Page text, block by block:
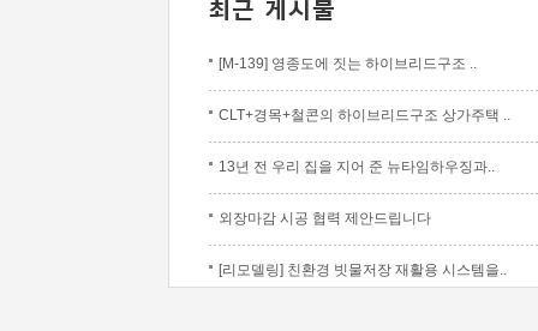
[M-139] 영종도에 짓는 하이브리드구조 ..
CLT+경목+철콘의 하이브리드구조 상가주택 ..
13년 전 우리 집을 지어 준 뉴타임하우징과..
외장마감 시공 협력 제안드립니다
[리모델링] 친환경 빗물저장 재활용 시스템을..